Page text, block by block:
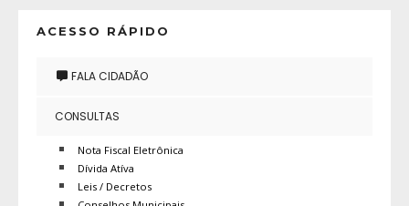
ACESSO RÁPIDO
FALA CIDADÃO
CONSULTAS
Nota Fiscal Eletrônica
Dívida Atíva
Leis / Decretos